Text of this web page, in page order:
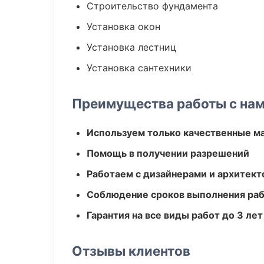
Строительство фундамента
Установка окон
Установка лестниц
Установка сантехники
Преимущества работы с
Используем только качественные
Помощь в получении разрешений
Работаем с дизайнерами и
Соблюдение сроков выполнения
Гарантия на все виды работ до 3 лет
Отзывы клиентов